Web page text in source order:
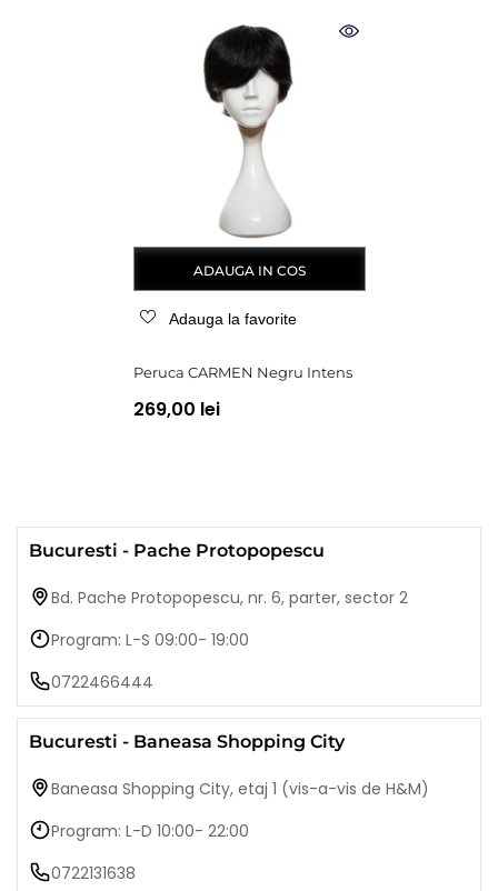
ADAUGA IN COS
Adauga la favorite
Peruca CARMEN Negru Intens
269,00 lei
Bucuresti - Pache Protopopescu
Bd. Pache Protopopescu, nr. 6, parter, sector 2
Program: L-S 09:00- 19:00
0722466444
Bucuresti - Baneasa Shopping City
Baneasa Shopping City, etaj 1 (vis-a-vis de H&M)
Program: L-D 10:00- 22:00
0722131638